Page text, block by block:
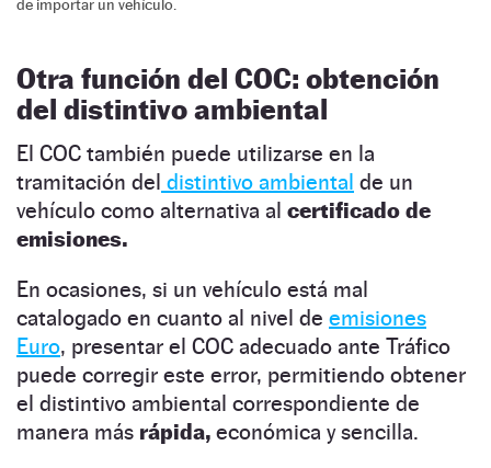
de importar un vehículo.
Otra función del COC: obtención
del distintivo ambiental
El COC también puede utilizarse en la
tramitación del distintivo ambiental de un
vehículo como alternativa al certificado de
emisiones.
En ocasiones, si un vehículo está mal
catalogado en cuanto al nivel de emisiones
Euro, presentar el COC adecuado ante Tráfico
puede corregir este error, permitiendo obtener
el distintivo ambiental correspondiente de
manera más rápida, económica y sencilla.